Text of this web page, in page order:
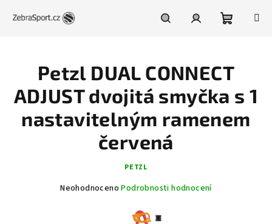
košík
Petzl DUAL CONNECT
ADJUST dvojitá smyčka s 1
nastavitelným ramenem
červená
PETZL
Průměrné
Neohodnoceno Podrobnosti hodnocení